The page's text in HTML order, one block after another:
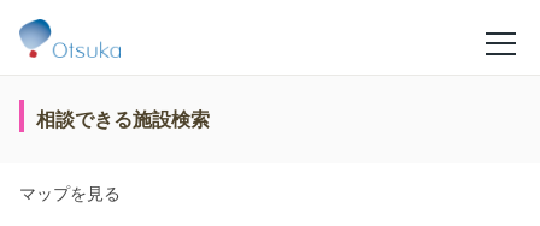
相談できる施設検索
マップを見る